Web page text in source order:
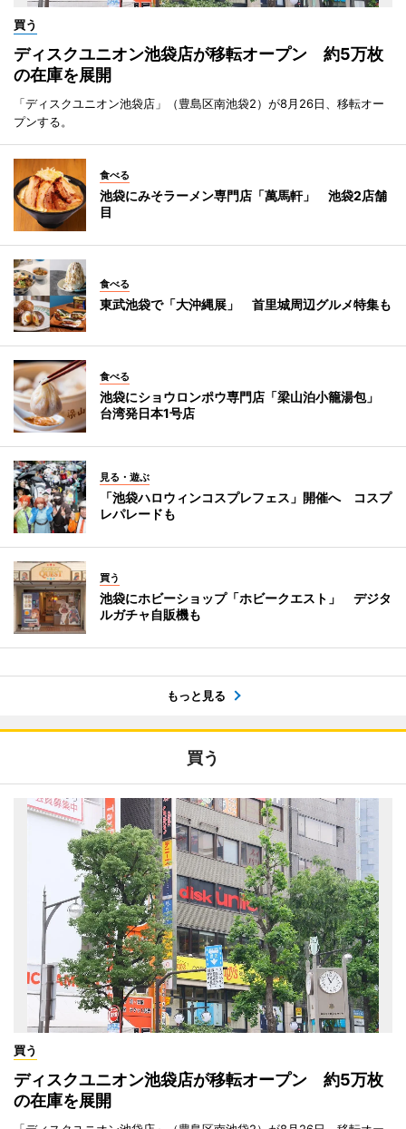
買う
ディスクユニオン池袋店が移転オープン 約5万枚
の在庫を展開
「ディスクユニオン池袋店」（豊島区南池袋2）が8月26日、移転オー
プンする。
食べる
池袋にみそラーメン専門店「萬馬軒」 池袋2店舗
目
食べる
東武池袋で「大沖縄展」 首里城周辺グルメ特集も
食べる
池袋にショウロンポウ専門店「梁山泊小籠湯包」
台湾発日本1号店
見る・遊ぶ
「池袋ハロウィンコスプレフェス」開催へ コスプ
レパレードも
買う
池袋にホビーショップ「ホビークエスト」 デジタ
ルガチャ自販機も
もっと見る
買う
買う
ディスクユニオン池袋店が移転オープン 約5万枚
の在庫を展開